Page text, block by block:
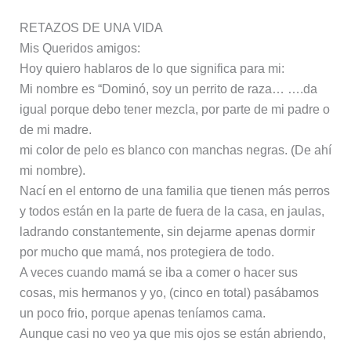
RETAZOS DE UNA VIDA
Mis Queridos amigos:
Hoy quiero hablaros de lo que significa para mi:
Mi nombre es “Dominó, soy un perrito de raza… ….da
igual porque debo tener mezcla, por parte de mi padre o
de mi madre.
mi color de pelo es blanco con manchas negras. (De ahí
mi nombre).
Nací en el entorno de una familia que tienen más perros
y todos están en la parte de fuera de la casa, en jaulas,
ladrando constantemente, sin dejarme apenas dormir
por mucho que mamá, nos protegiera de todo.
A veces cuando mamá se iba a comer o hacer sus
cosas, mis hermanos y yo, (cinco en total) pasábamos
un poco frio, porque apenas teníamos cama.
Aunque casi no veo ya que mis ojos se están abriendo,